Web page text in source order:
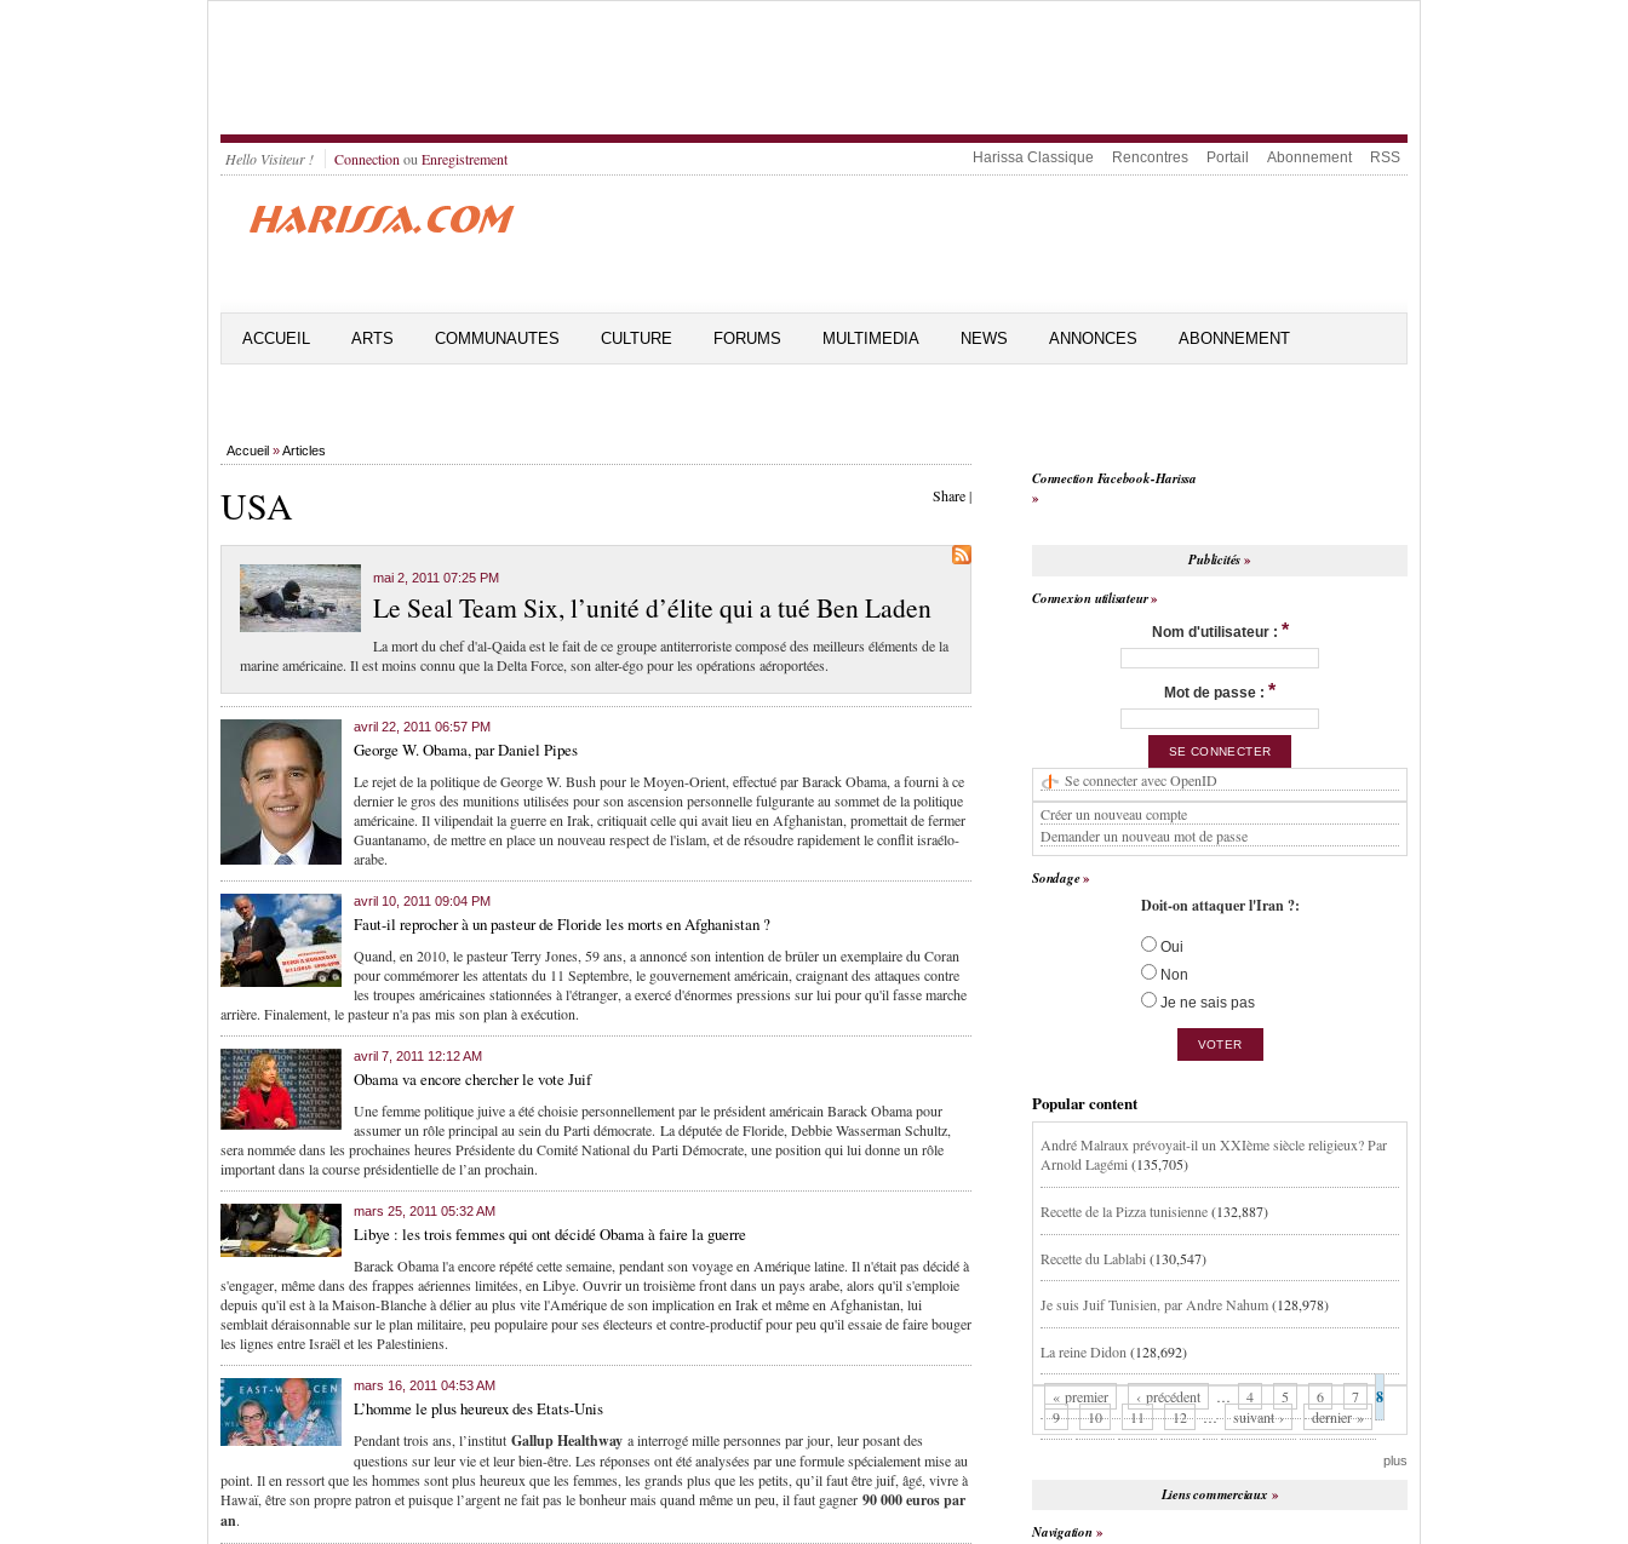
Hello Visiteur ! Connection ou Enregistrement Harissa Classique Rencontres Portail Abonnement RSS
ACCUEIL ARTS COMMUNAUTES CULTURE FORUMS MULTIMEDIA NEWS ANNONCES ABONNEMENT
Accueil »Articles
Share|
USA
mai 2, 2011 07:25 PM
Le Seal Team Six, l’unité d’élite qui a tué Ben Laden
La mort du chef d'al-Qaida est le fait de ce groupe antiterroriste composé des meilleurs éléments de la
marine américaine. Il est moins connu que la Delta Force, son alter-égo pour les opérations aéroportées.
avril 22, 2011 06:57 PM
George W. Obama, par Daniel Pipes
Le rejet de la politique de George W. Bush pour le Moyen-Orient, effectué par Barack Obama, a fourni à ce
dernier le gros des munitions utilisées pour son ascension personnelle fulgurante au sommet de la politique
américaine. Il vilipendait la guerre en Irak, critiquait celle qui avait lieu en Afghanistan, promettait de fermer
Guantanamo, de mettre en place un nouveau respect de l'islam, et de résoudre rapidement le conflit israélo-
arabe.
avril 10, 2011 09:04 PM
Faut-il reprocher à un pasteur de Floride les morts en Afghanistan ?
Quand, en 2010, le pasteur Terry Jones, 59 ans, a annoncé son intention de brûler un exemplaire du Coran
pour commémorer les attentats du 11 Septembre, le gouvernement américain, craignant des attaques contre
les troupes américaines stationnées à l'étranger, a exercé d'énormes pressions sur lui pour qu'il fasse marche
arrière. Finalement, le pasteur n'a pas mis son plan à exécution.
avril 7, 2011 12:12 AM
Obama va encore chercher le vote Juif
Une femme politique juive a été choisie personnellement par le président américain Barack Obama pour
assumer un rôle principal au sein du Parti démocrate. La députée de Floride, Debbie Wasserman Schultz,
sera nommée dans les prochaines heures Présidente du Comité National du Parti Démocrate, une position qui lui donne un rôle
important dans la course présidentielle de l’an prochain.
mars 25, 2011 05:32 AM
Libye : les trois femmes qui ont décidé Obama à faire la guerre
Barack Obama l'a encore répété cette semaine, pendant son voyage en Amérique latine. Il n'était pas décidé à
s'engager, même dans des frappes aériennes limitées, en Libye. Ouvrir un troisième front dans un pays arabe, alors qu'il s'emploie
depuis qu'il est à la Maison-Blanche à délier au plus vite l'Amérique de son implication en Irak et même en Afghanistan, lui
semblait déraisonnable sur le plan militaire, peu populaire pour ses électeurs et contre-productif pour peu qu'il essaie de faire bouger
les lignes entre Israël et les Palestiniens.
mars 16, 2011 04:53 AM
L’homme le plus heureux des Etats-Unis
Pendant trois ans, l’institut Gallup Healthway a interrogé mille personnes par jour, leur posant des
questions sur leur vie et leur bien-être. Les réponses ont été analysées par une formule spécialement mise au
point. Il en ressort que les hommes sont plus heureux que les femmes, les grands plus que les petits, qu’il faut être juif, âgé, vivre à
Hawaï, être son propre patron et puisque l’argent ne fait pas le bonheur mais quand même un peu, il faut gagner 90 000 euros par
an.
Connection Facebook-Harissa
Publicités
Connexion utilisateur
Nom d'utilisateur : *
Mot de passe : *
Se connecter avec OpenID
Créer un nouveau compte
Demander un nouveau mot de passe
Sondage
Doit-on attaquer l'Iran ?:
Oui
Non
Je ne sais pas
Popular content
André Malraux prévoyait-il un XXIème siècle religieux? Par
Arnold Lagémi(135,705)
Recette de la Pizza tunisienne(132,887)
Recette du Lablabi (130,547)
Je suis Juif Tunisien, par Andre Nahum(128,978)
La reine Didon (128,692)
« premier ‹ précédent … 4 5 6 7 8
9 10 11 12 … suivant › dernier »
plus
Liens commerciaux
Navigation